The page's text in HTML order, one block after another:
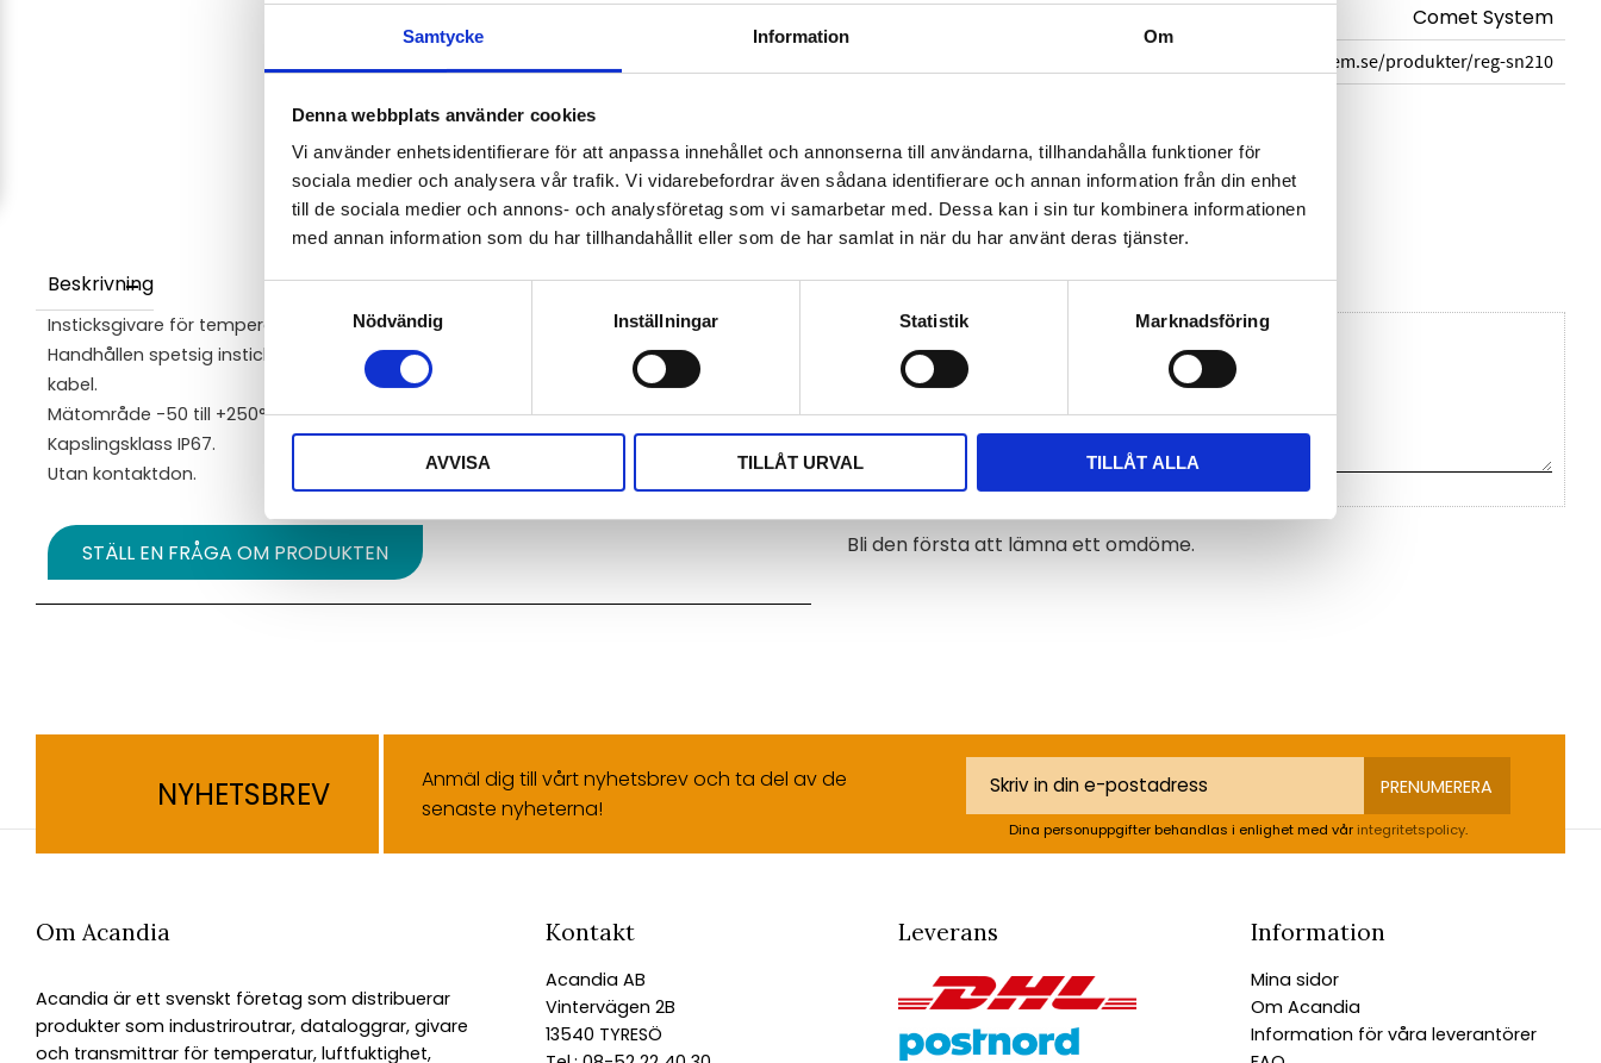
Samtycke Information Om
Denna webbplats använder cookies
Vi använder enhetsidentifierare för att anpassa innehållet och annonserna till användarna, tillhandahålla funktioner för
sociala medier och analysera vår trafik. Vi vidarebefordrar även sådana identifierare och annan information från din enhet
till de sociala medier och annons- och analysföretag som vi samarbetar med. Dessa kan i sin tur kombinera informationen
med annan information som du har tillhandahållit eller som de har samlat in när du har använt deras tjänster.
Nödvändig
Inställningar Statistik Marknadsföring
AVVISA TILLÅT URVAL TILLÅT ALLA
Comet System
cometsystem.se/produkter/reg-sn210
manual_2091_250.pdf
Visa alla produkter från Comet System
Beskrivning
Insticksgivare för temperatur Pt1000.
Handhållen spetsig insticksgivare i rostfritt stål med LCP-handtag och teflonisolerad
kabel.
Mätområde -50 till +250°C.
Kapslingsklass IP67.
Utan kontaktdon.
STÄLL EN FRÅGA OM PRODUKTEN
Omdömen
Bli den första att lämna ett omdöme.
NYHETSBREV
Anmäl dig till vårt nyhetsbrev och ta del av de
senaste nyheterna!
PRENUMERERA
Dina personuppgifter behandlas i enlighet med vår integritetspolicy.
Om Acandia
Acandia är ett svenskt företag som distribuerar
produkter som industriroutrar, dataloggrar, givare
och transmittrar för temperatur, luftfuktighet,
Kontakt
Acandia AB
Vintervägen 2B
13540 TYRESÖ
Leverans Information
Mina sidor
Om Acandia
Information för våra leverantörer